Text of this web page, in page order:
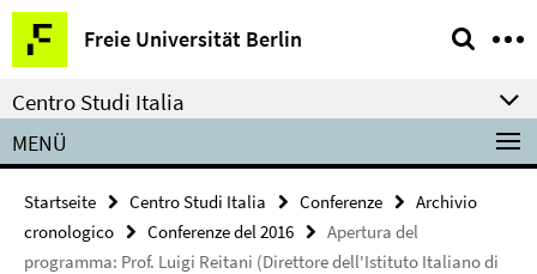
Springe
direkt
zu
Inhalt
Freie Universität Berlin
Service-
Navigation
Centro Studi Italia
MENÜ
Startseite Centro Studi Italia Conferenze
Archivio
cronologico
Conferenze del 2016
Apertura del
programma: Prof. Luigi Reitani (Direttore dell'Istituto Italiano di